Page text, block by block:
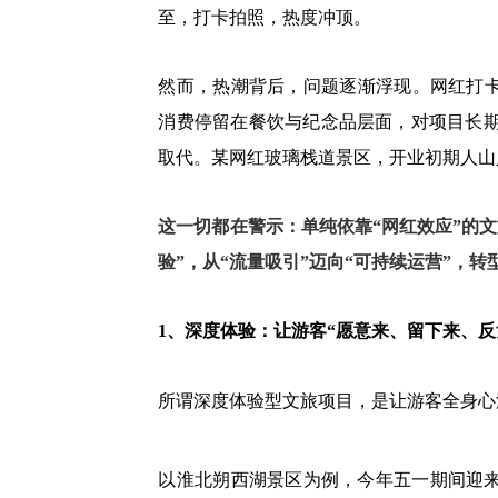
至，打卡拍照，热度冲顶。
然而，热潮背后，问题逐渐浮现。网红
消费停留在餐饮与纪念品层面，对项目长
取代。某网红玻璃栈道景区，开业初期人
这一切都在警示：单纯依靠“网红效应”的
验”，从“流量吸引”迈向“可持续运营”，
1、深度体验：让游客“愿意来、留下来、
所谓深度体验型文旅项目，是让游客全身
以淮北朔西湖景区为例，今年五一期间迎